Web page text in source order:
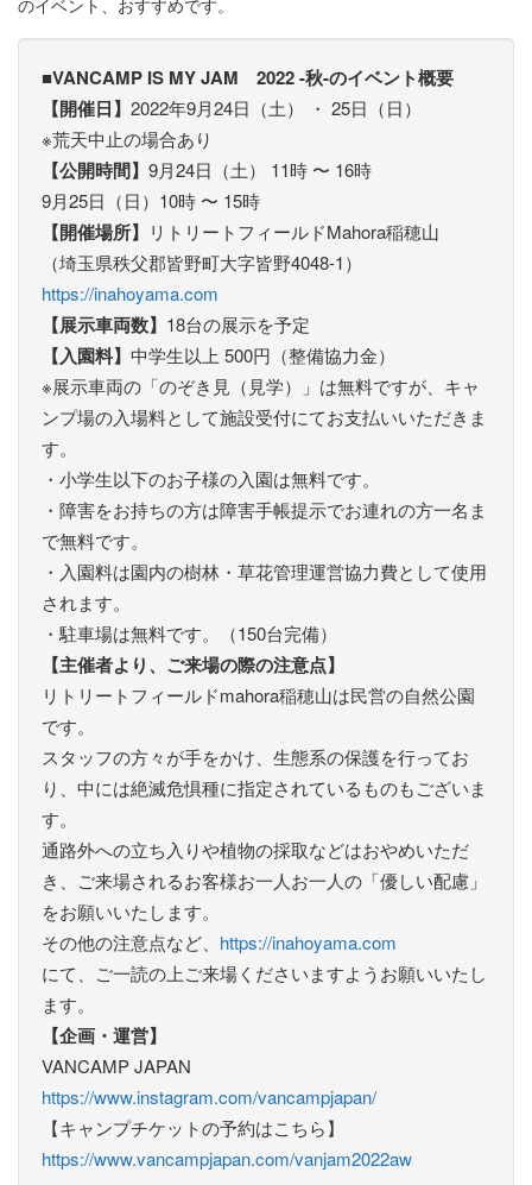
のイベント、おすすめです。
■VANCAMP IS MY JAM 2022 -秋-のイベント概要
【開催日】 2022年9月24日（土） ・ 25日（日）
※荒天中止の場合あり
【公開時間】 9月24日（土） 11時 〜 16時
9月25日（日）10時 〜 15時
【開催場所】 リトリートフィールドMahora稲穂山
（埼玉県秩父郡皆野町大字皆野4048-1）
https://inahoyama.com
【展示車両数】 18台の展示を予定
【入園料】 中学生以上 500円（整備協力金）
※展示車両の「のぞき見（見学）」は無料ですが、キャ
ンプ場の入場料として施設受付にてお支払いいただきま
す。
・小学生以下のお子様の入園は無料です。
・障害をお持ちの方は障害手帳提示でお連れの方一名ま
で無料です。
・入園料は園内の樹林・草花管理運営協力費として使用
されます。
・駐車場は無料です。（150台完備）
【主催者より、ご来場の際の注意点】
リトリートフィールドmahora稲穂山は民営の自然公園
です。
スタッフの方々が手をかけ、生態系の保護を行ってお
り、中には絶滅危惧種に指定されているものもございま
す。
通路外への立ち入りや植物の採取などはおやめいただ
き、ご来場されるお客様お一人お一人の「優しい配慮」
をお願いいたします。
その他の注意点など、 https://inahoyama.com
にて、ご一読の上ご来場くださいますようお願いいたし
ます。
【企画・運営】
VANCAMP JAPAN
https://www.instagram.com/vancampjapan/
【キャンプチケットの予約はこちら】
https://www.vancampjapan.com/vanjam2022aw